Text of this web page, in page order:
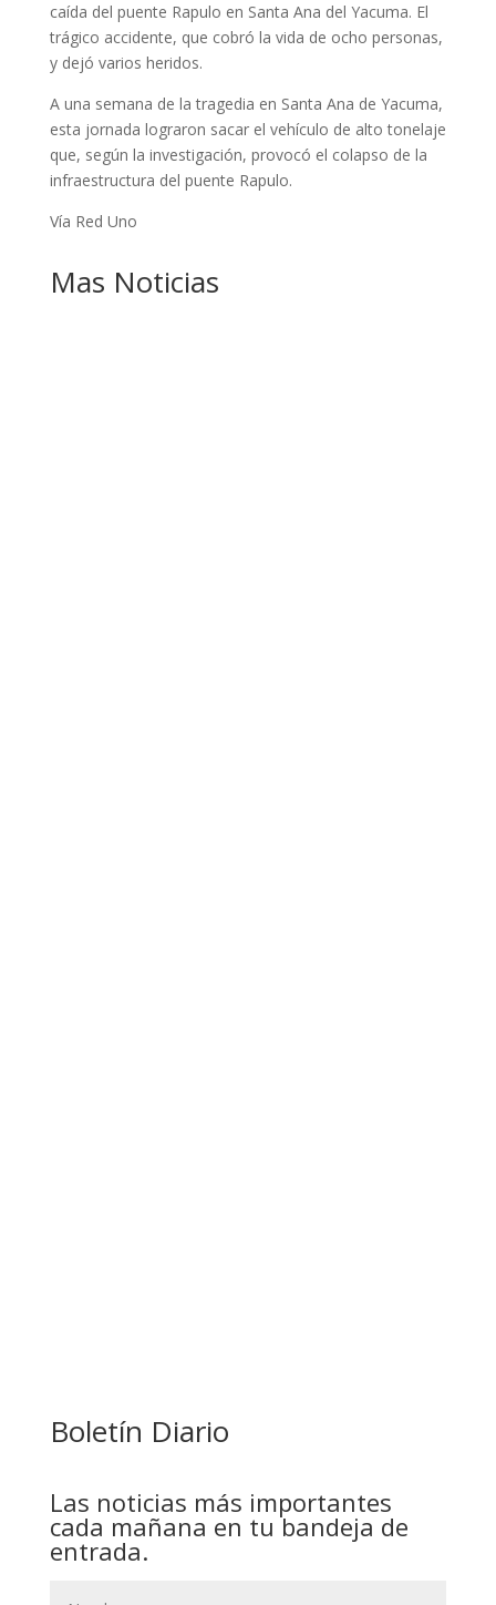
caída del puente Rapulo en Santa Ana del Yacuma. El
trágico accidente, que cobró la vida de ocho personas,
y dejó varios heridos.
A una semana de la tragedia en Santa Ana de Yacuma,
esta jornada lograron sacar el vehículo de alto tonelaje
que, según la investigación, provocó el colapso de la
infraestructura del puente Rapulo.
Vía Red Uno
Mas Noticias
Boletín Diario
Las noticias más importantes
cada mañana en tu bandeja de
entrada.